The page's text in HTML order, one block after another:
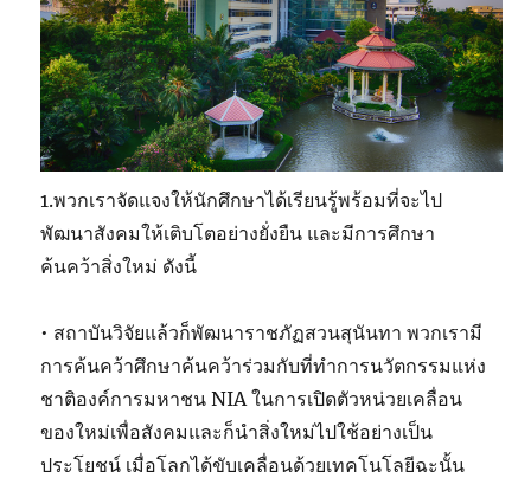
1.พวกเราจัดแจงให้นักศึกษาได้เรียนรู้พร้อมที่จะไป
พัฒนาสังคมให้เติบโตอย่างยั่งยืน และมีการศึกษา
ค้นคว้าสิ่งใหม่ ดังนี้
• สถาบันวิจัยแล้วก็พัฒนาราชภัฏสวนสุนันทา พวกเรามี
การค้นคว้าศึกษาค้นคว้าร่วมกับที่ทำการนวัตกรรมแห่ง
ชาติองค์การมหาชน NIA ในการเปิดตัวหน่วยเคลื่อน
ของใหม่เพื่อสังคมและก็นำสิ่งใหม่ไปใช้อย่างเป็น
ประโยชน์ เมื่อโลกได้ขับเคลื่อนด้วยเทคโนโลยีฉะนั้น